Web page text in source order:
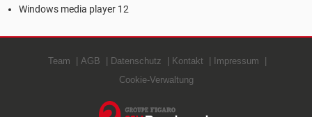
Windows media player 12
Team AGB Datenschutz Kontakt
Impressum
Cookie-Verwaltung